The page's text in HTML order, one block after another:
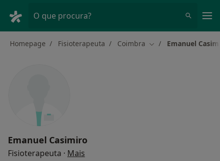
O que procura?
Homepage Fisioterapeuta Coimbra Mudar de cidade
Emanuel
Emanuel Casimiro
Fisioterapeuta · Mais